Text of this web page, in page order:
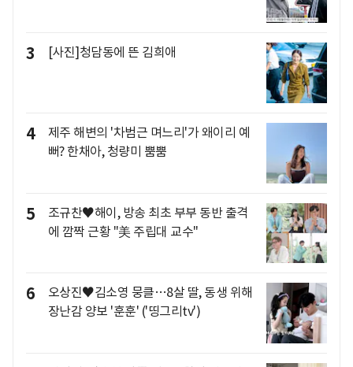
3 [사진]청담동에 뜬 김희애
4
제주 해변의 '차범근 며느리'가 왜이리 예
뻐? 한채아, 청량미 뿜뿜
5
조규찬♥해이, 방송 최초 부부 동반 출격
에 깜짝 근황 "美 주립대 교수"
6
오상진♥김소영 뭉클…8살 딸, 동생 위해
장난감 양보 '훈훈' ('띵그리tv')